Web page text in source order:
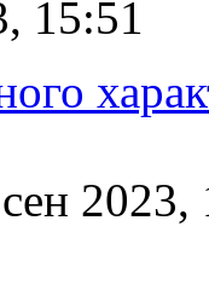
15:51
2023,